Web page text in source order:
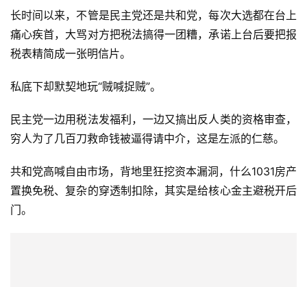
长时间以来，不管是民主党还是共和党，每次大选都在台上
痛心疾首，大骂对方把税法搞得一团糟，承诺上台后要把报
税表精简成一张明信片。
私底下却默契地玩“贼喊捉贼”。
民主党一边用税法发福利，一边又搞出反人类的资格审查，
穷人为了几百刀救命钱被逼得请中介，这是左派的仁慈。
共和党高喊自由市场，背地里狂挖资本漏洞，什么1031房产
置换免税、复杂的穿透制扣除，其实是给核心金主避税开后
门。